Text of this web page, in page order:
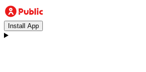
Install App